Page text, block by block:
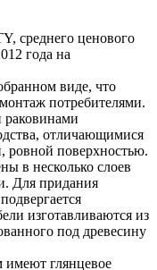
среднего ценового
года на
виде, что
потребителями.
раковинами
отличающимися
ровной поверхностью.
в несколько слоев
Для придания
изготавливаются из
под древесину
глянцевое